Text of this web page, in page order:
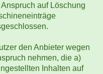
auf Löschung
den Anbieter wegen
nehmen, die a)
Inhalten auf